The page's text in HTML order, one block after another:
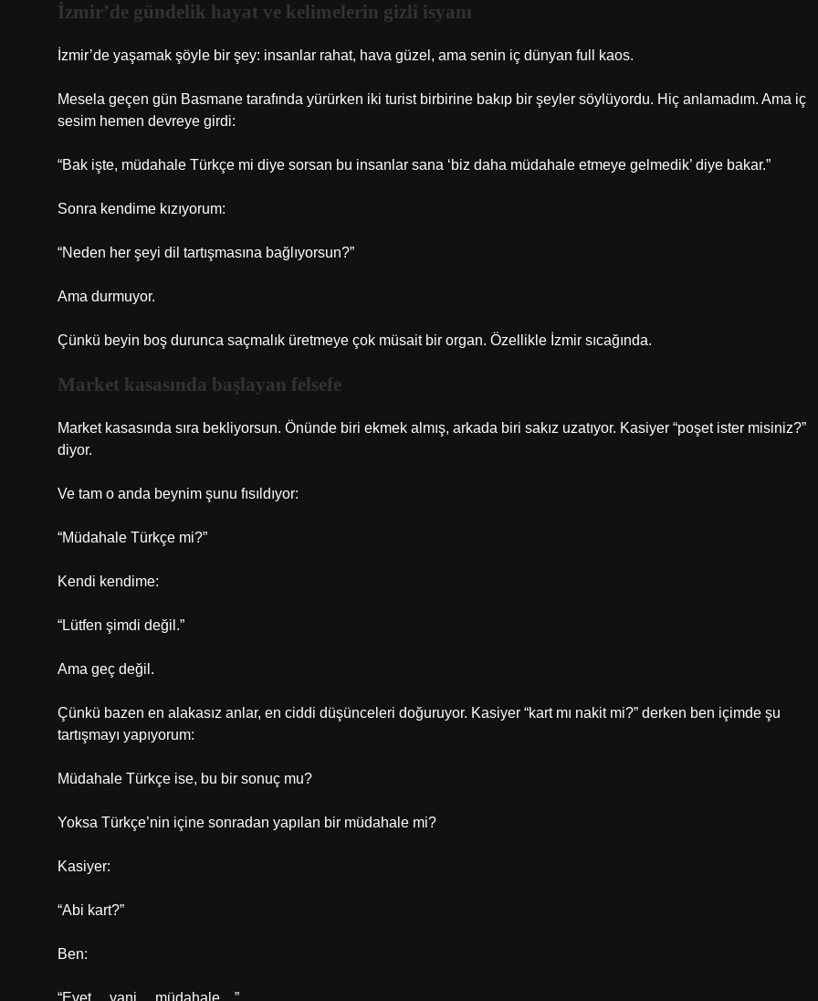
İzmir’de gündelik hayat ve kelimelerin gizli isyanı
İzmir’de yaşamak şöyle bir şey: insanlar rahat, hava güzel, ama senin iç dünyan full kaos.
Mesela geçen gün Basmane tarafında yürürken iki turist birbirine bakıp bir şeyler söylüyordu. Hiç anlamadım. Ama iç
sesim hemen devreye girdi:
“Bak işte, müdahale Türkçe mi diye sorsan bu insanlar sana ‘biz daha müdahale etmeye gelmedik’ diye bakar.”
Sonra kendime kızıyorum:
“Neden her şeyi dil tartışmasına bağlıyorsun?”
Ama durmuyor.
Çünkü beyin boş durunca saçmalık üretmeye çok müsait bir organ. Özellikle İzmir sıcağında.
Market kasasında başlayan felsefe
Market kasasında sıra bekliyorsun. Önünde biri ekmek almış, arkada biri sakız uzatıyor. Kasiyer “poşet ister misiniz?”
diyor.
Ve tam o anda beynim şunu fısıldıyor:
“Müdahale Türkçe mi?”
Kendi kendime:
“Lütfen şimdi değil.”
Ama geç değil.
Çünkü bazen en alakasız anlar, en ciddi düşünceleri doğuruyor. Kasiyer “kart mı nakit mi?” derken ben içimde şu
tartışmayı yapıyorum:
Müdahale Türkçe ise, bu bir sonuç mu?
Yoksa Türkçe’nin içine sonradan yapılan bir müdahale mi?
Kasiyer:
“Abi kart?”
Ben:
“Evet… yani… müdahale…”